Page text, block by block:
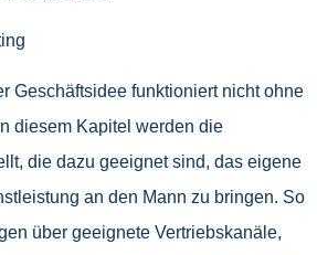
Geschäftsidee funktioniert nicht ohne
diesem Kapitel werden die
die dazu geeignet sind, das eigene
an den Mann zu bringen. So
über geeignete Vertriebskanäle,